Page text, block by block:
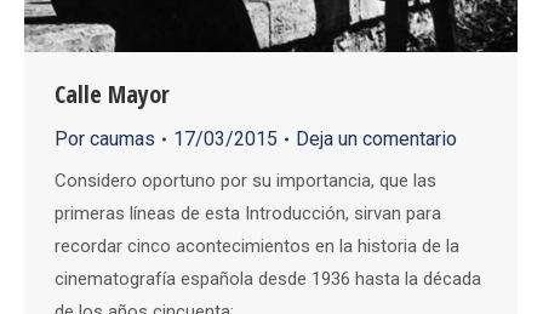
Calle Mayor
Por caumas 17/03/2015 Deja un comentario
Considero oportuno por su importancia, que las
primeras líneas de esta Introducción, sirvan para
recordar cinco acontecimientos en la historia de la
cinematografía española desde 1936 hasta la década